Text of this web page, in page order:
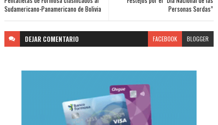
Personas Sordas”
Sudamericano-Panamericano de Bolivia
DEJAR COMENTARIO FACEBOOK BLOGGER